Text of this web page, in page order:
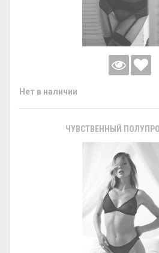
Нет в наличии
ЧУВСТВЕННЫЙ